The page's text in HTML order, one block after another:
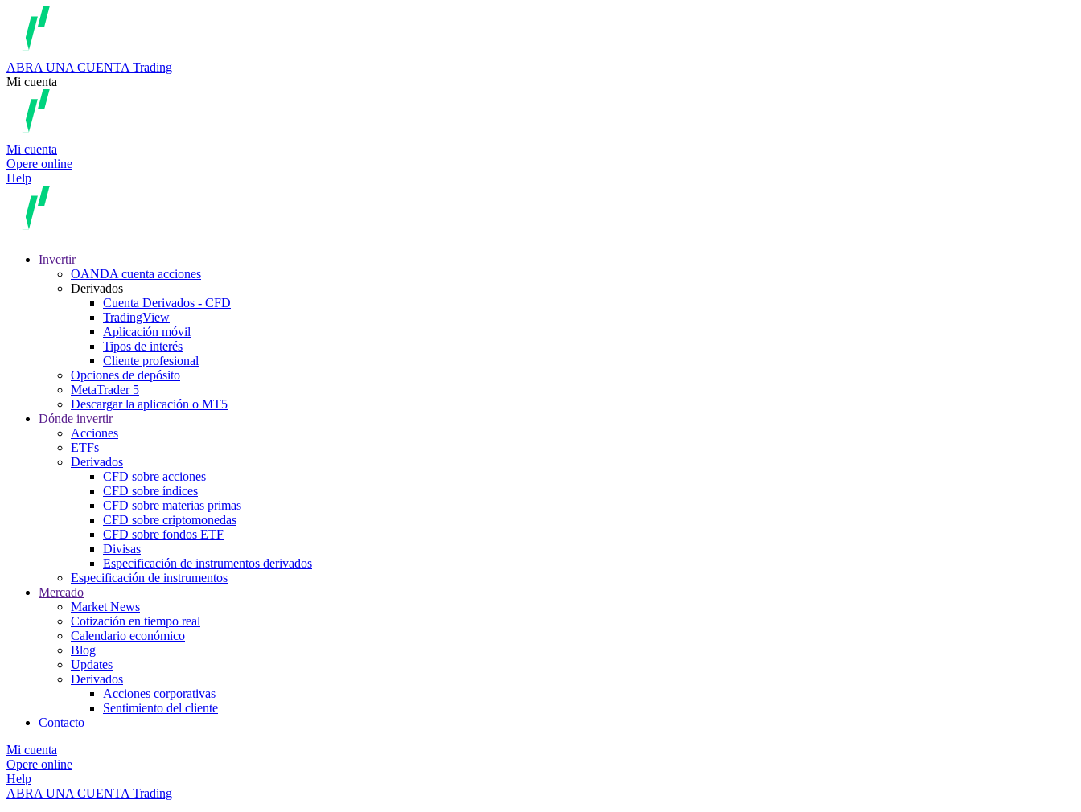
ABRA UNA CUENTA Trading
Mi cuenta
Mi cuenta
Opere online
Help
Invertir
OANDA cuenta acciones
Derivados
Cuenta Derivados - CFD
TradingView
Aplicación móvil
Tipos de interés
Cliente profesional
Opciones de depósito
MetaTrader 5
Descargar la aplicación o MT5
Dónde invertir
Acciones
ETFs
Derivados
CFD sobre acciones
CFD sobre índices
CFD sobre materias primas
CFD sobre criptomonedas
CFD sobre fondos ETF
Divisas
Especificación de instrumentos derivados
Especificación de instrumentos
Mercado
Market News
Cotización en tiempo real
Calendario económico
Blog
Updates
Derivados
Acciones corporativas
Sentimiento del cliente
Contacto
Mi cuenta
Opere online
Help
ABRA UNA CUENTA Trading